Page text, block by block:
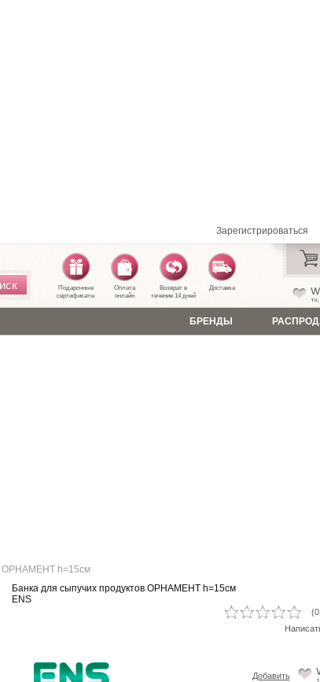
Зарегистрироваться
Подарочные
сертификаты
Оплата
онлайн
Возврат в
течение 14 дней
Доставка
БРЕНДЫ
ОРНАМЕНТ h=15см
Банка для сыпучих продуктов ОРНАМЕНТ h=15см
ENS
Добавить